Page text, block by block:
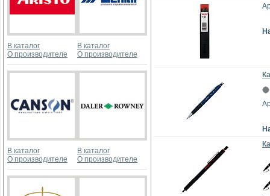
В каталог
О производителе
В каталог
О производителе
В каталог
О производителе
В каталог
О производителе